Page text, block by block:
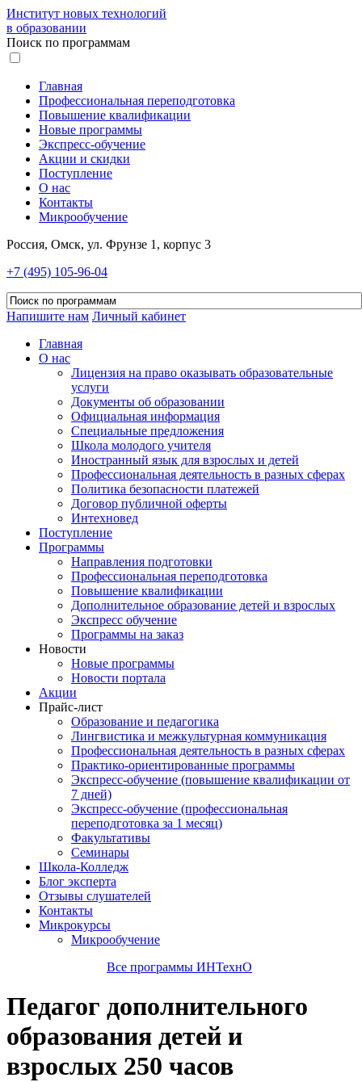
Институт новых технологий
в образовании
Поиск по программам
Главная
Профессиональная переподготовка
Повышение квалификации
Новые программы
Экспресс-обучение
Акции и скидки
Поступление
О нас
Контакты
Микрообучение
Россия, Омск, ул. Фрунзе 1, корпус 3
+7 (495) 105-96-04
Напишите нам Личный кабинет
Главная
О нас
Лицензия на право оказывать образовательные
услуги
Документы об образовании
Официальная информация
Специальные предложения
Школа молодого учителя
Иностранный язык для взрослых и детей
Профессиональная деятельность в разных сферах
Политика безопасности платежей
Договор публичной оферты
Интехновед
Поступление
Программы
Направления подготовки
Профессиональная переподготовка
Повышение квалификации
Дополнительное образование детей и взрослых
Экспресс обучение
Программы на заказ
Новости
Новые программы
Новости портала
Акции
Прайс-лист
Образование и педагогика
Лингвистика и межкультурная коммуникация
Профессиональная деятельность в разных сферах
Практико-ориентированные программы
Экспресс-обучение (повышение квалификации от
7 дней)
Экспресс-обучение (профессиональная
переподготовка за 1 месяц)
Факультативы
Семинары
Школа-Колледж
Блог эксперта
Отзывы слушателей
Контакты
Микрокурсы
Микрообучение
Все программы ИНТехнО
Педагог дополнительного
образования детей и
взрослых 250 часов